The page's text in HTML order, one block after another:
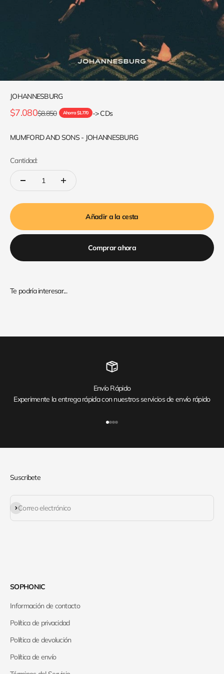
JOHANNESBURG
Precio de oferta
$7.080Precio normal
$8.850 Ahorra $1.770 -> CDs
MUMFORD AND SONS - JOHANNESBURG
Cantidad:
Añadir a la cesta
Comprar ahora
Envío Rápido
Experimente la entrega rápida con nuestros servicios de envío rápido
Suscribete
Correo electrónico
Suscribirse
SOPHONIC
Información de contacto
Política de privacidad
Política de devolución
Política de envío